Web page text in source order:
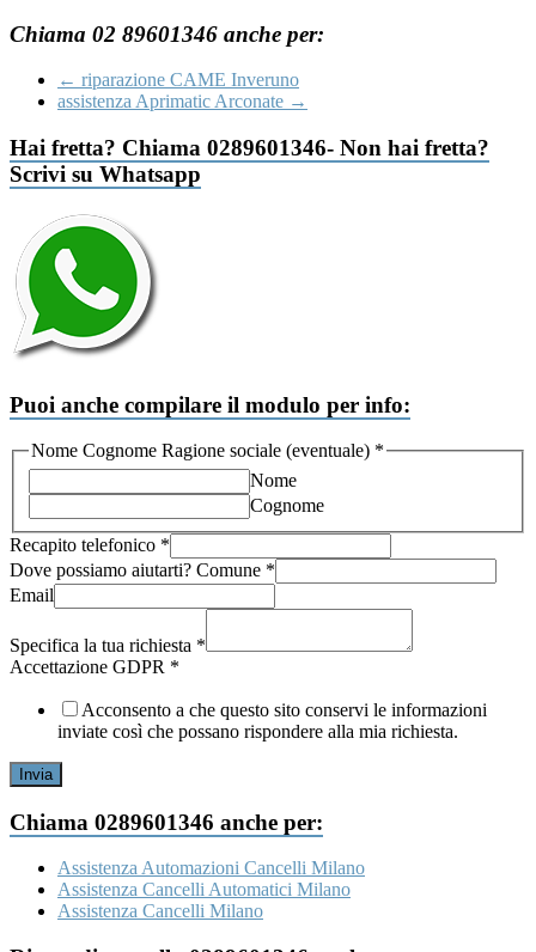
Chiama 02 89601346 anche per:
← riparazione CAME Inveruno
assistenza Aprimatic Arconate →
Hai fretta? Chiama 0289601346- Non hai fretta?
Scrivi su Whatsapp
Puoi anche compilare il modulo per info:
la
telefonico
(eventuale)
Nome Cognome Ragione sociale (eventuale) *
Nome
Cognome
Recapito telefonico *
Dove possiamo aiutarti? Comune *
Email
Specifica la tua richiesta *
Accettazione GDPR *
Acconsento a che questo sito conservi le informazioni
inviate così che possano rispondere alla mia richiesta.
Invia
Chiama 0289601346 anche per:
Assistenza Automazioni Cancelli Milano
Assistenza Cancelli Automatici Milano
Assistenza Cancelli Milano